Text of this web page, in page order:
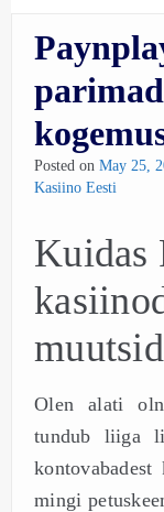
Posted on May 25,
Kasiino Eesti
Kuidas
muutsid
Olen alati
tundub liiga
mingi